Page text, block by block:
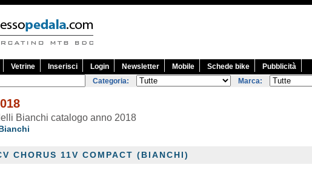
Vetrine Inserisci Login Newsletter Mobile Schede bike
Pubblicità
Categoria: Marca:
Bianchi catalogo anno 2018
CHORUS 11V COMPACT (BIANCHI)